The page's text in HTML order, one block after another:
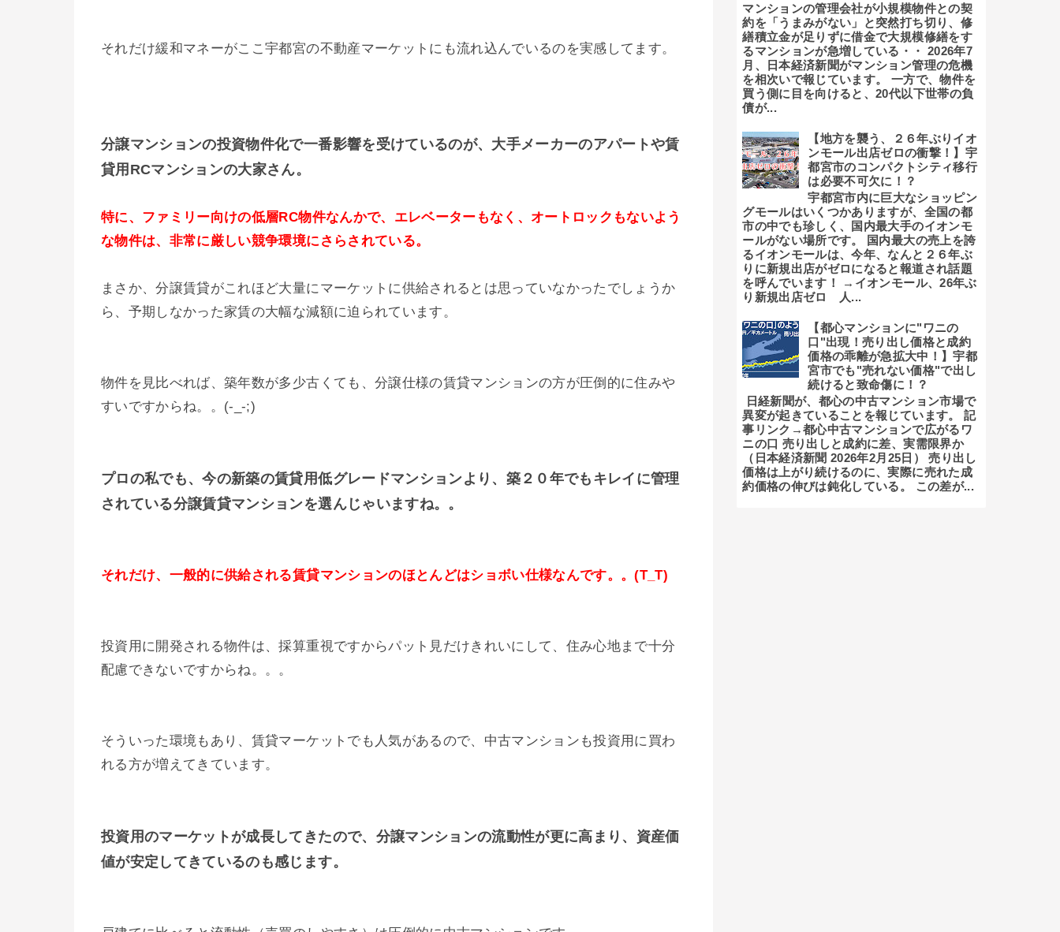
それだけ緩和マネーがここ宇都宮の不動産マーケットにも流れ込んでいるのを実感してます。
分譲マンションの投資物件化で一番影響を受けているのが、大手メーカーのアパートや賃
貸用RCマンションの大家さん。
特に、ファミリー向けの低層RC物件なんかで、エレベーターもなく、オートロックもないよう
な物件は、非常に厳しい競争環境にさらされている。
まさか、分譲賃貸がこれほど大量にマーケットに供給されるとは思っていなかったでしょうか
ら、予期しなかった家賃の大幅な減額に迫られています。
物件を見比べれば、築年数が多少古くても、分譲仕様の賃貸マンションの方が圧倒的に住みや
すいですからね。。(-_-;)
プロの私でも、今の新築の賃貸用低グレードマンションより、築２０年でもキレイに管理
されている分譲賃貸マンションを選んじゃいますね。。
それだけ、一般的に供給される賃貸マンションのほとんどはショボい仕様なんです。。(T_T)
投資用に開発される物件は、採算重視ですからパット見だけきれいにして、住み心地まで十分
配慮できないですからね。。。
そういった環境もあり、賃貸マーケットでも人気があるので、中古マンションも投資用に買わ
れる方が増えてきています。
投資用のマーケットが成長してきたので、分譲マンションの流動性が更に高まり、資産価
値が安定してきているのも感じます。
マンションの管理会社が小規模物件との契
約を「うまみがない」と突然打ち切り、修
繕積立金が足りずに借金で大規模修繕をす
るマンションが急増している・・ 2026年7
月、日本経済新聞がマンション管理の危機
を相次いで報じています。 一方で、物件を
買う側に目を向けると、20代以下世帯の負
債が...
【地方を襲う、２６年ぶりイオ
ンモール出店ゼロの衝撃！】宇
都宮市のコンパクトシティ移行
は必要不可欠に！？
宇都宮市内に巨大なショッピン
グモールはいくつかありますが、全国の都
市の中でも珍しく、国内最大手のイオンモ
ールがない場所です。 国内最大の売上を誇
るイオンモールは、今年、なんと２６年ぶ
りに新規出店がゼロになると報道され話題
を呼んでいます！ →イオンモール、26年ぶ
り新規出店ゼロ 人...
【都心マンションに"ワニの
口"出現！売り出し価格と成約
価格の乖離が急拡大中！】宇都
宮市でも"売れない価格"で出し
続けると致命傷に！？
日経新聞が、都心の中古マンション市場で
異変が起きていることを報じています。 記
事リンク→都心中古マンションで広がるワ
ニの口 売り出しと成約に差、実需限界か
（日本経済新聞 2026年2月25日） 売り出し
価格は上がり続けるのに、実際に売れた成
約価格の伸びは鈍化している。 この差が...